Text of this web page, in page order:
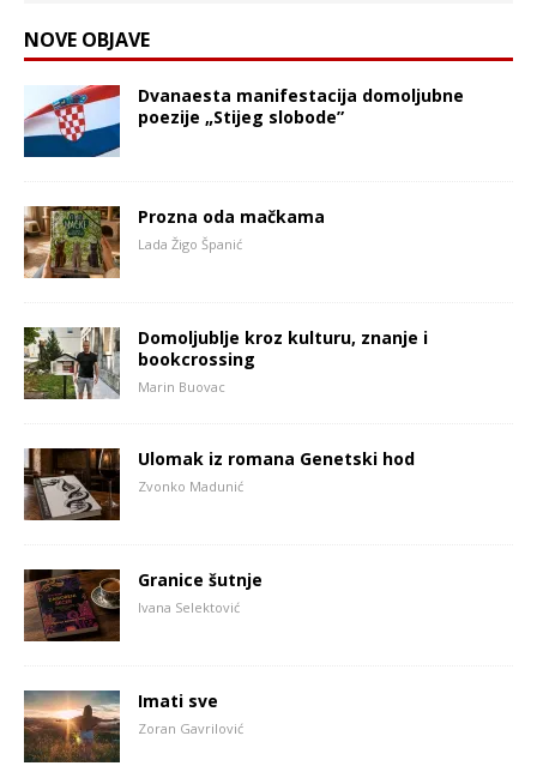
NOVE OBJAVE
Dvanaesta manifestacija domoljubne
poezije „Stijeg slobode”
Prozna oda mačkama
Lada Žigo Španić
Domoljublje kroz kulturu, znanje i
bookcrossing
Marin Buovac
Ulomak iz romana Genetski hod
Zvonko Madunić
Granice šutnje
Ivana Selektović
Imati sve
Zoran Gavrilović